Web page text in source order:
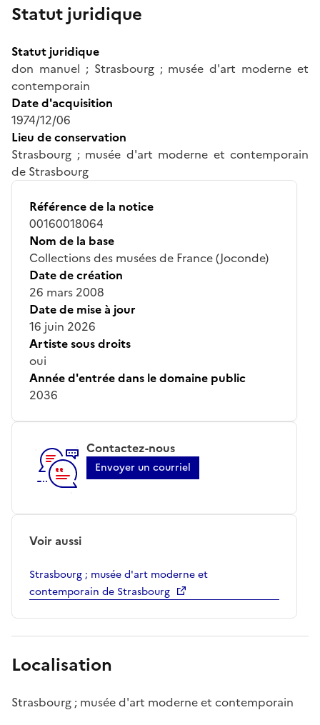
Statut juridique
Statut juridique
don manuel ; Strasbourg ; musée d'art moderne et
contemporain
Date d'acquisition
1974/12/06
Lieu de conservation
Strasbourg ; musée d'art moderne et contemporain
de Strasbourg
Référence de la notice
00160018064
Nom de la base
Collections des musées de France (Joconde)
Date de création
26 mars 2008
Date de mise à jour
16 juin 2026
Artiste sous droits
oui
Année d'entrée dans le domaine public
2036
Contactez-nous
Envoyer un courriel
Voir aussi
Strasbourg ; musée d'art moderne et
contemporain de Strasbourg
Localisation
Strasbourg ; musée d'art moderne et contemporain